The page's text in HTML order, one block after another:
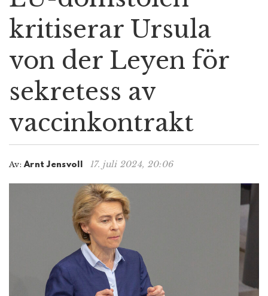
a
i
a
i
o
n
kritiserar Ursula
von der Leyen för
sekretess av
vaccinkontrakt
Av: Arnt Jensvoll 17. juli 2024, 20:06